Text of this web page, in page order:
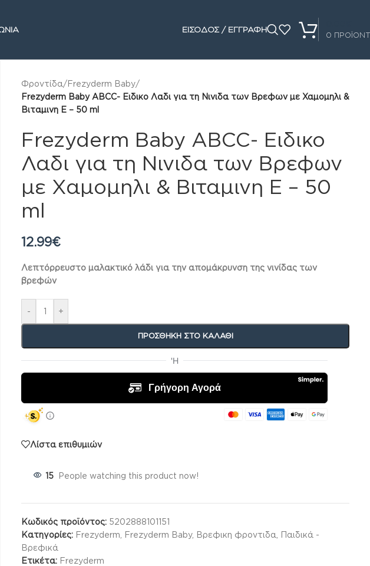
ΕΙΣΟΔΟΣ / ΕΓΓΡΑΦΗ
0
Φροντίδα/Frezyderm Baby/
Frezyderm Baby ABCC- Ειδικο Λαδι για τη Νινιδα των Βρεφων με Χαμομηλι &
Βιταμινη Ε – 50 ml
Frezyderm Baby ABCC- Ειδικο
Λαδι για τη Νινιδα των Βρεφων
με Χαμομηλι & Βιταμινη Ε – 50
ml
12.99€
Λεπτόρρευστο μαλακτικό λάδι για την απομάκρυνση της νινίδας των
βρεφών
- +
ΠΡΟΣΘΉΚΗ ΣΤΟ ΚΑΛΆΘΙ
Λίστα επιθυμιών
15 People watching this product now!
Κωδικός προϊόντος: 5202888101151
Κατηγορίες: Frezyderm Frezyderm Baby, Βρεφικη φροντιδα
Παιδικά -
Βρεφικά
Ετικέτα: Frezyderm